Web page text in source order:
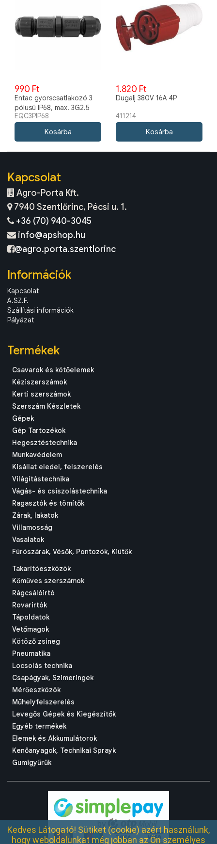
990 Ft
Entac gyorscsatlakozó 3
pólusú IP68, max. 3G2.5
mm2 kábelhez
EQC3PIP68
1.820 Ft
Dugalj 380V 16A 4P
411214
Kapcsolat
Agro-Porta Kft.
7940 Szentlőrinc, Pécsi u. 1.
+36 (70) 940-3045
info@apshop.hu
@agro.porta.szentlorinc
Információk
Kapcsolat
A.SZ.F.
Szállítási információk
Pályázat
Termékek
Csavarok és kötőelemek
Kéziszerszámok
Kerti szerszámok
Szerszám Készletek
Gépek
Gép Tartozékok
Hegesztéstechnika
Munkavédelem
Kisállat eledel, felszerelés
Világítástechnika
Vágás- és csiszolástechnika
Ragasztók és tömítők
Zárak, lakatok
Villamosság
Vasalatok
Fúrószárak, Vésők, Pontozók, Kiütők
Takarítóeszközök
Kőműves szerszámok
Rágcsálóirtó
Rovarirtók
Tápoldatok
Vetőmagok
Kötöző zsineg
Pneumatika
Locsolás technika
Csapágyak, Szimeringek
Mérőeszközök
Műhelyfelszerelés
Levegős Gépek és Kiegészítők
Egyéb termékek
Elemek és Akkumulátorok
Kenőanyagok, Technikai Sprayk
Gumigyűrűk
Kedves Látogató! Sütiket (cookie) azért használunk,
hogy weboldalunkat még jobban az Ön személyes